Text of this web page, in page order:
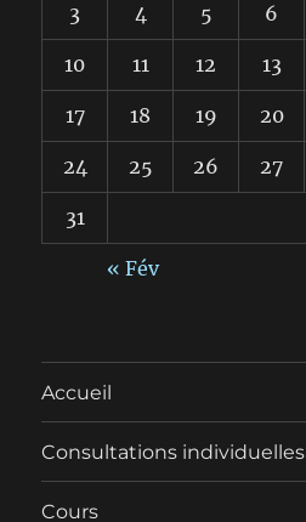
3 4 5 6
10 11 12 13
17 18 19 20
24 25 26 27
31
« Fév
Accueil
Consultations individuelles
Cours